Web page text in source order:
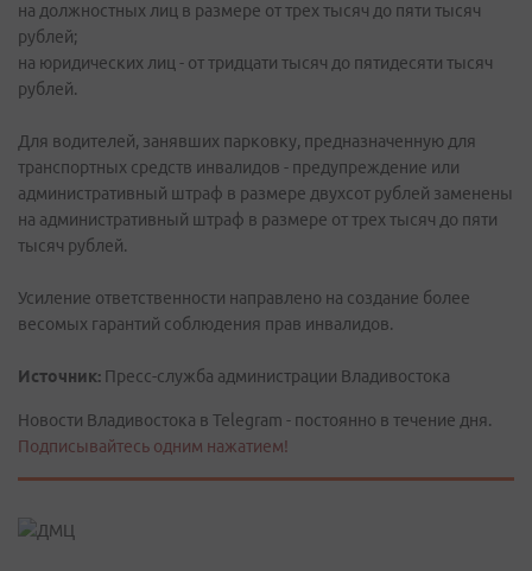
на должностных лиц в размере от трех тысяч до пяти тысяч
рублей;
на юридических лиц - от тридцати тысяч до пятидесяти тысяч
рублей.
Для водителей, занявших парковку, предназначенную для
транспортных средств инвалидов - предупреждение или
административный штраф в размере двухсот рублей заменены
на административный штраф в размере от трех тысяч до пяти
тысяч рублей.
Усиление ответственности направлено на создание более
весомых гарантий соблюдения прав инвалидов.
Источник: Пресс-служба администрации Владивостока
Новости Владивостока в Telegram - постоянно в течение дня.
Подписывайтесь одним нажатием!